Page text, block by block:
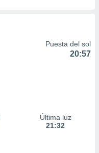
Puesta del sol
20:57
Última luz
21:32